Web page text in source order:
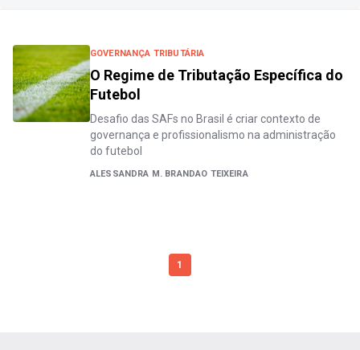
GOVERNANÇA TRIBUTÁRIA
O Regime de Tributação Específica do
Futebol
Desafio das SAFs no Brasil é criar contexto de
governança e profissionalismo na administração
do futebol
ALESSANDRA M. BRANDAO TEIXEIRA
1